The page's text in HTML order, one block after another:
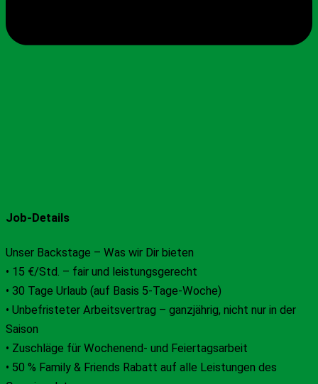
Job-Details
Unser Backstage – Was wir Dir bieten
• 15 €/Std. – fair und leistungsgerecht
• 30 Tage Urlaub (auf Basis 5-Tage-Woche)
• Unbefristeter Arbeitsvertrag – ganzjährig, nicht nur in der
Saison
• Zuschläge für Wochenend- und Feiertagsarbeit
• 50 % Family & Friends Rabatt auf alle Leistungen des